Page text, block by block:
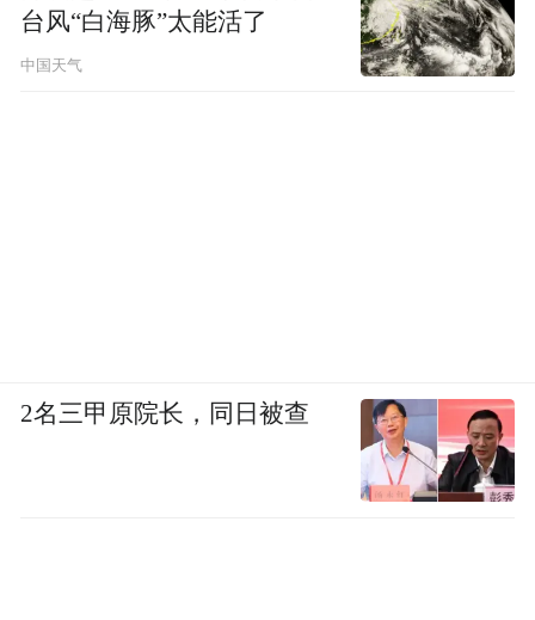
台风“白海豚”太能活了
中国天气
2名三甲原院长，同日被查